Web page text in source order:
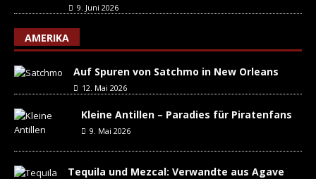
9. Juni 2026
AMERIKA
Auf Spuren von Satchmo in New Orleans
12. Mai 2026
Kleine Antillen – Paradies für Piratenfans
9. Mai 2026
Tequila und Mezcal: Verwandte aus Agave